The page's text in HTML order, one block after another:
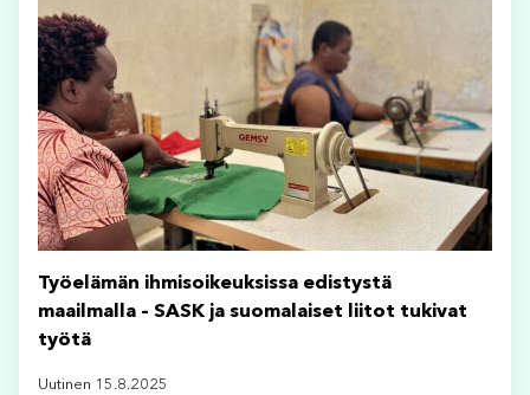
Työelämän ihmisoikeuksissa edistystä
maailmalla – SASK ja suomalaiset liitot tukivat
työtä
Uutinen 15.8.2025